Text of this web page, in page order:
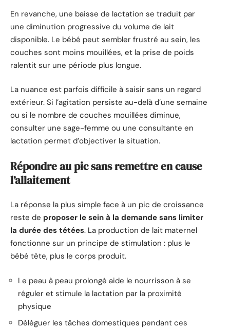
En revanche, une baisse de lactation se traduit par
une diminution progressive du volume de lait
disponible. Le bébé peut sembler frustré au sein, les
couches sont moins mouillées, et la prise de poids
ralentit sur une période plus longue.
La nuance est parfois difficile à saisir sans un regard
extérieur. Si l’agitation persiste au-delà d’une semaine
ou si le nombre de couches mouillées diminue,
consulter une sage-femme ou une consultante en
lactation permet d’objectiver la situation.
Répondre au pic sans remettre en cause
l’allaitement
La réponse la plus simple face à un pic de croissance
reste de proposer le sein à la demande sans limiter
la durée des tétées. La production de lait maternel
fonctionne sur un principe de stimulation : plus le
bébé tète, plus le corps produit.
Le peau à peau prolongé aide le nourrisson à se
réguler et stimule la lactation par la proximité
physique
Déléguer les tâches domestiques pendant ces